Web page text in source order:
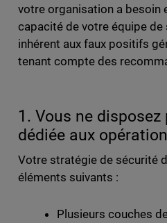
votre organisation a besoin
capacité de votre équipe
inhérent aux faux positifs
tenant compte des
1. Vous ne disposez
dédiée aux
Votre stratégie de sécurité
éléments suivants :
Plusieurs couches